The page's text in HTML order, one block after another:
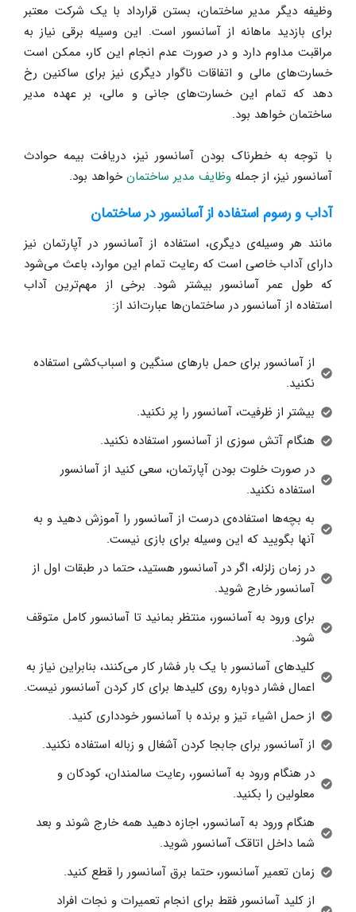
وظیفه دیگر مدیر ساختمان، بستن قرارداد با یک شرکت معتبر
برای بازدید ماهانه از آسانسور است. این وسیله برقی نیاز به
مراقبت مداوم دارد و در صورت عدم انجام این کار، ممکن است
خسارت‌های مالی و اتفاقات ناگوار دیگری نیز برای ساکنین رخ
دهد که تمام این خسارت‌های جانی و مالی، بر عهده مدیر
ساختمان خواهد بود.
با توجه به خطرناک بودن آسانسور نیز، دریافت بیمه حوادث
آسانسور نیز، از جمله وظایف مدیر ساختمانخواهد بود.
آداب و رسوم استفاده از آسانسور در ساختمان
مانند هر وسیله‌ی دیگری، استفاده از آسانسور در آپارتمان نیز
دارای آداب خاصی است که رعایت تمام این موارد، باعث می‌شود
که طول عمر آسانسور بیشتر شود. برخی از مهم‌ترین آداب
استفاده از آسانسور در ساختمان‌ها عبارت‌اند از:
از آسانسور برای حمل بارهای سنگین و اسباب‌کشی استفاده
نکنید.
بیشتر از ظرفیت، آسانسور را پر نکنید.
هنگام آتش سوزی از آسانسور استفاده نکنید.
در صورت خلوت بودن آپارتمان، سعی کنید از آسانسور
استفاده نکنید.
به بچه‌ها استفاده‌ی درست از آسانسور را آموزش دهید و به
آنها بگویید که این وسیله برای بازی نیست.
در زمان زلزله، اگر در آسانسور هستید، حتما در طبقات اول از
آسانسور خارج شوید.
برای ورود به آسانسور، منتظر بمانید تا آسانسور کامل متوقف
شود.
کلیدهای آسانسور با یک بار فشار کار می‌کنند، بنابراین نیاز به
اعمال فشار دوباره روی کلیدها برای کار کردن آسانسور نیست.
از حمل اشیاء تیز و برنده با آسانسور خودداری کنید.
از آسانسور برای جابجا کردن آشغال و زباله استفاده نکنید.
در هنگام ورود به آسانسور، رعایت سالمندان، کودکان و
معلولین را بکنید.
هنگام ورود به آسانسور، اجازه دهید همه خارج شوند و بعد
شما داخل اتاقک آسانسور شوید.
زمان تعمیر آسانسور، حتما برق آسانسور را قطع کنید.
از کلید آسانسور فقط برای انجام تعمیرات و نجات افراد